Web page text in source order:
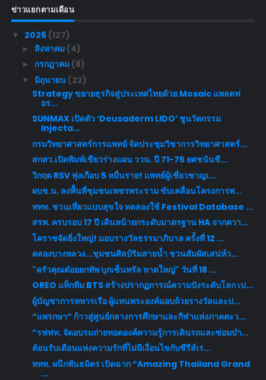
ข่าวแยกตามเดือน
▼ 2026 (127)
► สิงหาคม (4)
► กรกฎาคม (8)
▼ มิถุนายน (22)
Strategy ขยายธุรกิจสู่ประเทศไทยด้วย Mosaic แพลตฟ
อร...
SUNMAX เปิดตัว ‘Deusaderm LIDO’ ชูนวัตกรรม
Injecta...
กรมวิทยาศาสตร์การแพทย์ จัดประชุมวิชาการวิทยาศาสตร์...
สกสว.เปิดพิมพ์เขียวร่างแผน ววน. ปี 71-75 ยศชนันชี...
วิกฤต RSV พุ่งเกือบ 5 หมื่นราย! แพทย์ผู้เชี่ยวชาญเ...
ผบช.น. ลงพื้นที่ชุมชนเพชรพระราม ขับเคลื่อนโครงการพ...
ททท. ชวนเที่ยวแบบสุขใจ ทดลองใช้ Festival Database ...
สรพ. ครบรอบ 17 ปี เดินหน้ายกระดับมาตรฐาน HA จากควา...
โคราชจัดยิ่งใหญ่! มอบรางวัลธรรมาภิบาล ครั้งที่ 12 ...
คลองบางหลวง...ชุมชนศิลป์ริมสายน้ำ ชวนสัมผัสเสน่ห์ว...
"ครัวคุณต๋อยยกทัพ บุกเซ็นทรัล หาดใหญ่" วันที่ 18 ...
OREO แท็กทีม BTS สร้างปรากฏการณ์ความปังระดับโลก เป...
ผู้บัญชาการทหารเรือ ผู้แทนพระองค์มอบถ้วยรางวัลและป...
“แพรกษา” ก้าวสู่ศูนย์กลางการศึกษาและกีฬาแห่งภาคตะว...
”รฟฟท. จัดอบรมถ่ายทอดองค์ความรู้การเดินรถและซ่อมบำ...
ต้อนรับเดือนแห่งความรักที่ไม่มีเงื่อนไขกับซีรีส์เร...
ททท. ผนึกพันธมิตร เปิดฉาก “Amazing Thailand Grand
...